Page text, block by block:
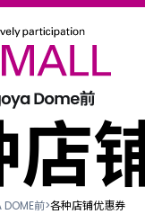
店
前>各种店铺优惠券